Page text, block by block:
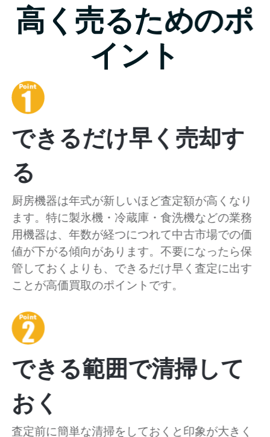
高く売るためのポ
イント
できるだけ早く売却す
る
厨房機器は年式が新しいほど査定額が高くなり
ます。特に製氷機・冷蔵庫・食洗機などの業務
用機器は、年数が経つにつれて中古市場での価
値が下がる傾向があります。不要になったら保
管しておくよりも、できるだけ早く査定に出す
ことが高価買取のポイントです。
できる範囲で清掃して
おく
査定前に簡単な清掃をしておくと印象が大きく